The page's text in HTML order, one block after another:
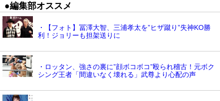
●編集部オススメ
・【フォト】冨澤大智、三浦孝太を”ヒザ蹴り”失神KO勝
利！ジョリーも担架送りに
・ロッタン、強さの裏に”顔ボコボコ”殴られ稽古！元ボク
シング王者「間違いなく壊れる」武尊より心配の声